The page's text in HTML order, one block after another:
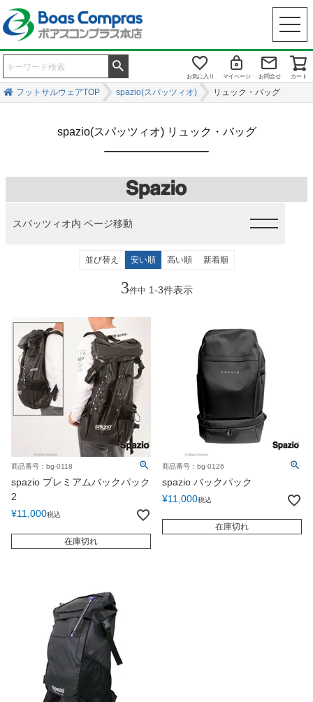
お気に入り マイページ お問合せ カート
フットサルウェアTOP spazio(スパッツィオ) リュック・バッグ
spazio(スパッツィオ) リュック・バッグ
スパッツィオ内 ページ移動
並び替え 安い順 高い順 新着順
3件中 1-3件表示
商品番号：bg-0118
spazio プレミアムバックパック
2
¥11,000税込
在庫切れ
商品番号：bg-0126
spazio バックパック
¥11,000税込
在庫切れ